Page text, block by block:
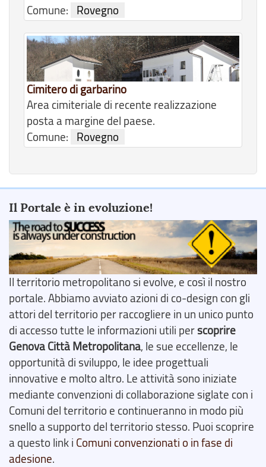
Comune:
Rovegno
Cimitero di garbarino
Area cimiteriale di recente realizzazione
posta a margine del paese.
Comune:
Rovegno
Il Portale è in evoluzione!
Il territorio metropolitano si evolve, e così il nostro
portale. Abbiamo avviato azioni di co-design con gli
attori del territorio per raccogliere in un unico punto
di accesso tutte le informazioni utili perscoprire
Genova Città Metropolitana, le sue eccellenze, le
opportunità di sviluppo, le idee progettuali
innovative e molto altro. Le attività sono iniziate
mediante convenzioni di collaborazione siglate con i
Comuni del territorio e continueranno in modo più
snello a supporto del territorio stesso. Puoi scoprire
a questo link i Comuni convenzionati o in fase di
adesione.